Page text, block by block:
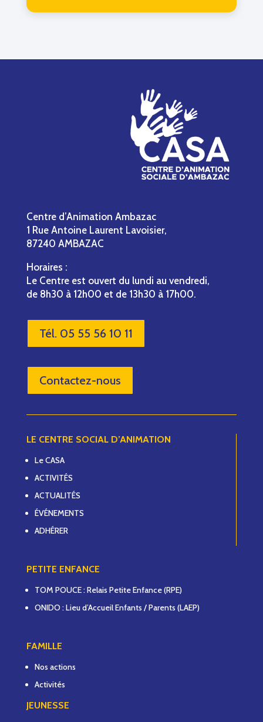
Centre d’Animation Ambazac
1 Rue Antoine Laurent Lavoisier,
87240 AMBAZAC
Horaires :
Le Centre est ouvert du lundi au vendredi,
de 8h30 à 12h00 et de 13h30 à 17h00.
Tél. 05 55 56 10 11
Contactez-nous
LE CENTRE SOCIAL D’ANIMATION
Le CASA
ACTIVITÉS
ACTUALITÉS
ÉVÉNEMENTS
ADHÉRER
PETITE ENFANCE
TOM POUCE : Relais Petite Enfance (RPE)
ONIDO : Lieu d’Accueil Enfants / Parents (LAEP)
FAMILLE
Nos actions
Activités
JEUNESSE